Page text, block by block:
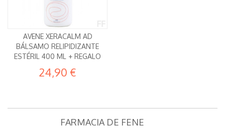
AVENE XERACALM AD
BÁLSAMO RELIPIDIZANTE
ESTÉRIL 400 ML + REGALO
24,90 €
FARMACIA DE FENE